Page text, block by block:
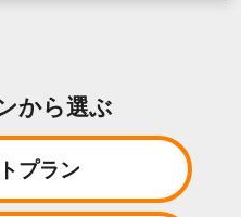
から選ぶ
プラン